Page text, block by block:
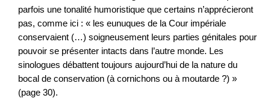
parfois une tonalité humoristique que certains n’apprécieront
pas, comme ici : « les eunuques de la Cour impériale
conservaient (…) soigneusement leurs parties génitales pour
pouvoir se présenter intacts dans l’autre monde. Les
sinologues débattent toujours aujourd’hui de la nature du
bocal de conservation (à cornichons ou à moutarde ?) »
(page 30).